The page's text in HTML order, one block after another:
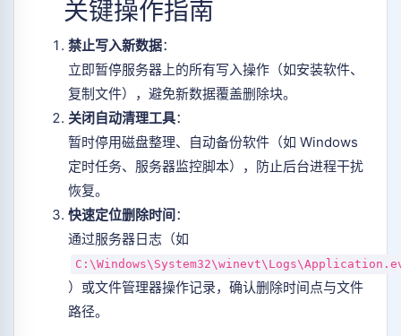
关键操作指南
禁止写入新数据：
立即暂停服务器上的所有写入操作（如安装软件、
复制文件），避免新数据覆盖删除块。
关闭自动清理工具：
暂时停用磁盘整理、自动备份软件（如 Windows
定时任务、服务器监控脚本），防止后台进程干扰
恢复。
快速定位删除时间：
通过服务器日志（如
）或文件管理器操作记录，确认删除时间点与文件
路径。